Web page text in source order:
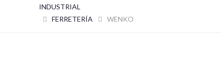
INDUSTRIAL
FERRETERÍA
WENKO